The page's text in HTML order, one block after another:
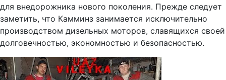
для внедорожника нового поколения. Прежде следует
заметить, что Камминз занимается исключительно
производством дизельных моторов, славящихся своей
долговечностью, экономностью и безопасностью.